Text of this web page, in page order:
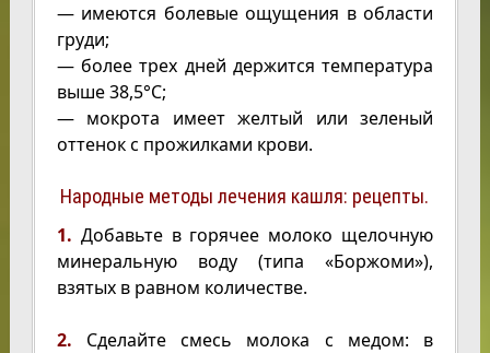
— имеются болевые ощущения в области
груди;
— более трех дней держится температура
выше 38,5°C;
— мокрота имеет желтый или зеленый
оттенок с прожилками крови.
Народные методы лечения кашля: рецепты.
1. Добавьте в горячее молоко щелочную
минеральную воду (типа «Боржоми»),
взятых в равном количестве.
2. Сделайте смесь молока с медом: в